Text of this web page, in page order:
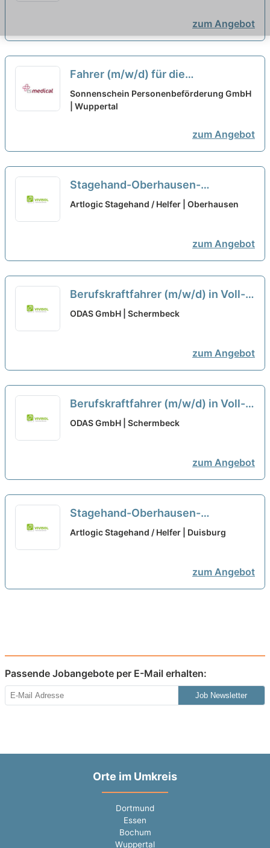
zum Angebot
Fahrer (m/w/d) für die
Personenbeförderung aus
Wuppertal in Teilzeit
Sonnenschein Personenbeförderung GmbH
| Wuppertal
zum Angebot
Stagehand-Oberhausen-
JobGabelstaplerfahrer-Bonn-
Artlogic Stagehand / Helfer | Oberhausen
zum Angebot
Berufskraftfahrer (m/w/d) in Voll-,
Teilzeit oder als Minijob in Lünen
ODAS GmbH | Schermbeck
zum Angebot
Berufskraftfahrer (m/w/d) in Voll-,
Teilzeit oder als Minijob in Velen
ODAS GmbH | Schermbeck
zum Angebot
Stagehand-Oberhausen-
JobGabelstaplerfahrer-Bonn-
Artlogic Stagehand / Helfer | Duisburg
zum Angebot
Passende Jobangebote per E-Mail erhalten:
Job Newsletter
Orte im Umkreis
Dortmund
Essen
Bochum
Wuppertal